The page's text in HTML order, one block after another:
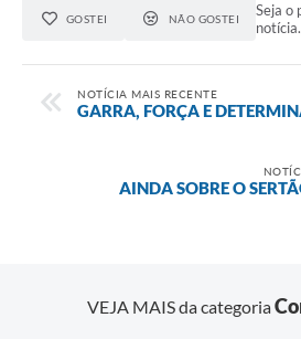
GOSTEI NÃO GOSTEI
Seja o
notícia.
NOTÍCIA MAIS RECENTE
GARRA, FORÇA E
AINDA SOBRE O
VEJA MAIS da categoria